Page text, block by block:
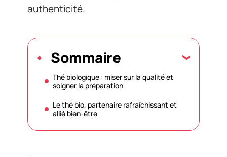
authenticité.
Sommaire
Thé biologique : miser sur la qualité et
soigner la préparation
Le thé bio, partenaire rafraîchissant et
allié bien-être